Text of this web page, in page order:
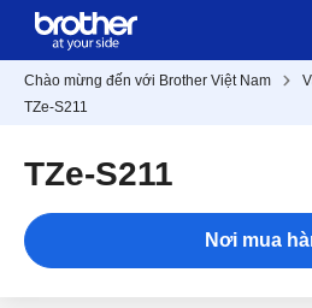
Chào mừng đến với Brother Việt Nam
TZe-S211
TZe-S211
Nơi mua